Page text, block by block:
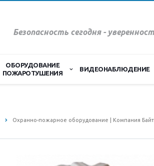
Безопасность сегодня -
ОБОРУДОВАНИЕ
ПОЖАРОТУШЕНИЯ
ВИДЕОНАБЛЮДЕНИЕ
Охранно-пожарное оборудование | Компания